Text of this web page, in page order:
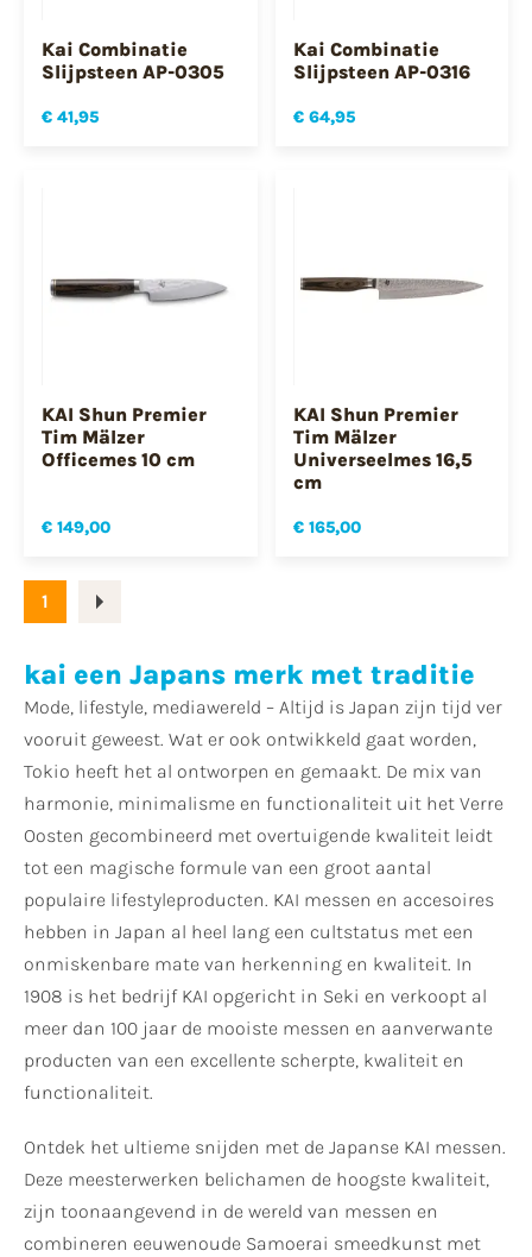
Kai Combinatie
Slijpsteen AP-0305
€ 41,95
Kai Combinatie
Slijpsteen AP-0316
€ 64,95
KAI Shun Premier
Tim Mälzer
Officemes 10 cm
€ 149,00
KAI Shun Premier
Tim Mälzer
Universeelmes 16,5
cm
€ 165,00
1
kai een Japans merk met traditie
Mode, lifestyle, mediawereld – Altijd is Japan zijn tijd ver
vooruit geweest. Wat er ook ontwikkeld gaat worden,
Tokio heeft het al ontworpen en gemaakt. De mix van
harmonie, minimalisme en functionaliteit uit het Verre
Oosten gecombineerd met overtuigende kwaliteit leidt
tot een magische formule van een groot aantal
populaire lifestyleproducten. KAI messen en accesoires
hebben in Japan al heel lang een cultstatus met een
onmiskenbare mate van herkenning en kwaliteit. In
1908 is het bedrijf KAI opgericht in Seki en verkoopt al
meer dan 100 jaar de mooiste messen en aanverwante
producten van een excellente scherpte, kwaliteit en
functionaliteit.
Ontdek het ultieme snijden met de Japanse KAI messen.
Deze meesterwerken belichamen de hoogste kwaliteit,
zijn toonaangevend in de wereld van messen en
combineren eeuwenoude Samoerai smeedkunst met